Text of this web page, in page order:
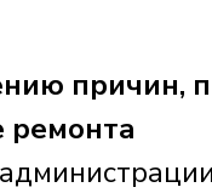
причин,
ремонта